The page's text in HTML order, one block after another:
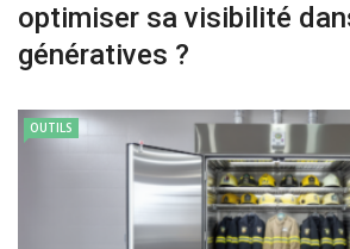
optimiser sa visibilité
génératives ?
OUTILS